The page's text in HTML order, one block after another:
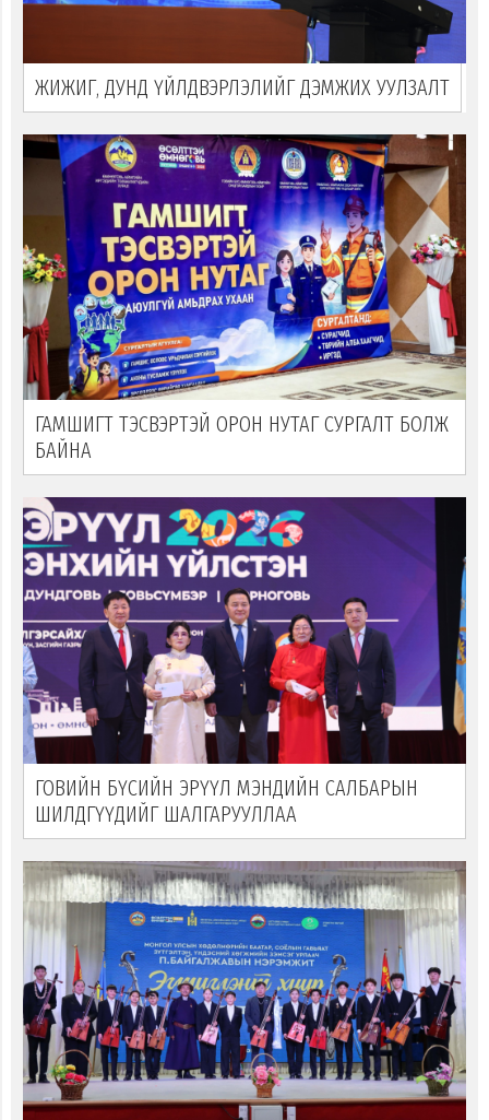
ЖИЖИГ, ДУНД ҮЙЛДВЭРЛЭЛИЙГ ДЭМЖИХ УУЛЗАЛТ
ГАМШИГТ ТЭСВЭРТЭЙ ОРОН НУТАГ СУРГАЛТ БОЛЖ
БАЙНА
ГОВИЙН БҮСИЙН ЭРҮҮЛ МЭНДИЙН САЛБАРЫН
ШИЛДГҮҮДИЙГ ШАЛГАРУУЛЛАА